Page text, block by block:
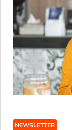
NEWSLETTER